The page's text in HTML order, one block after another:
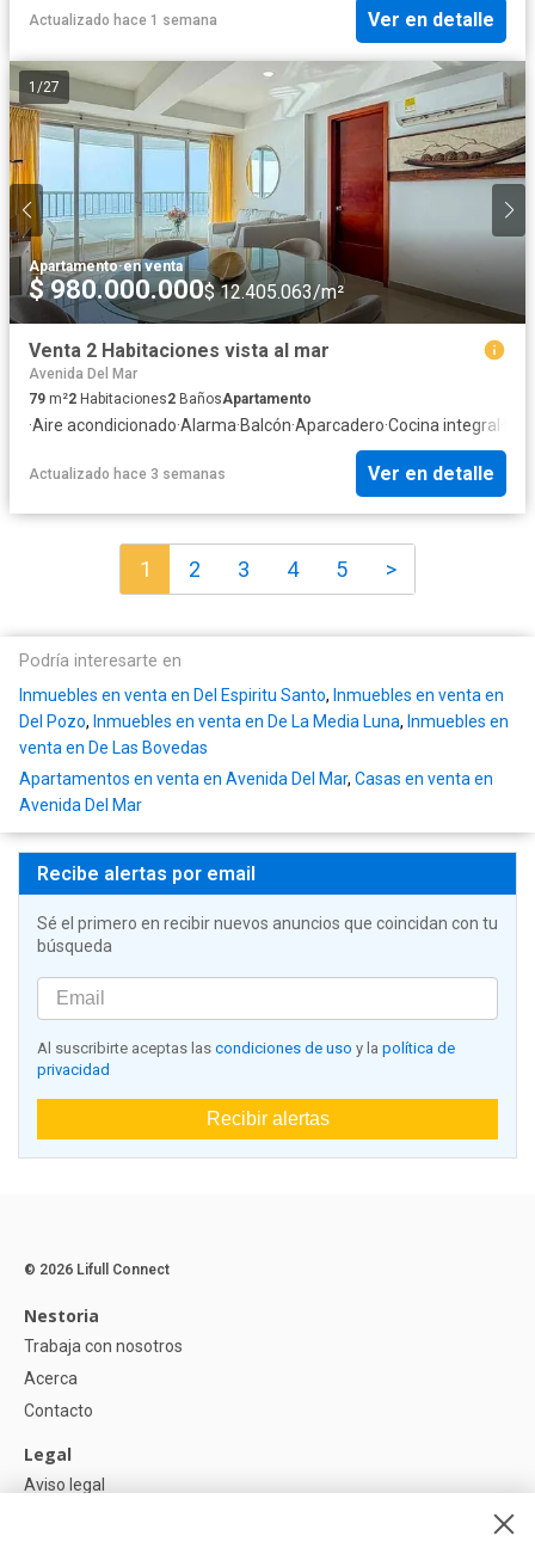
Actualizado hace 1 semana Ver en detalle
1 /27
Apartamento·en venta
$ 980.000.000$ 12.405.063/m²
Venta 2 Habitaciones vista al mar
Avenida Del Mar
79 m²2 Habitaciones2 BañosApartamento
·Aire acondicionado·Alarma·Balcón·Aparcadero·Cocina integral
Actualizado hace 3 semanas Ver en detalle
1 2 3 4 5 >
Podría interesarte en
Inmuebles en venta en Del Espiritu Santo, Inmuebles en venta en
Del Pozo, Inmuebles en venta en De La Media Luna, Inmuebles en
venta en De Las Bovedas
Apartamentos en venta en Avenida Del Mar, Casas en venta en
Avenida Del Mar
Recibe alertas por email
Sé el primero en recibir nuevos anuncios que coincidan con tu
búsqueda
Al suscribirte aceptas las condiciones de uso y la política de
privacidad
Recibir alertas
© 2026 Lifull Connect
Nestoria
Trabaja con nosotros
Acerca
Contacto
Legal
Aviso legal